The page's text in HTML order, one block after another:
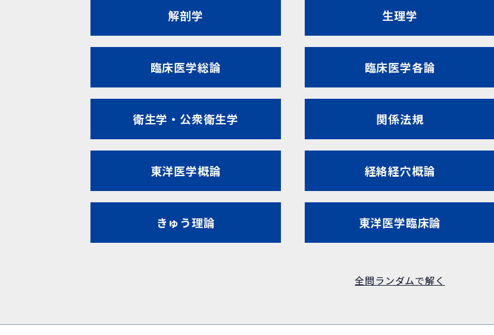
解剖学 生理学
臨床医学総論 臨床医学各論
衛生学・公衆衛生学 関係法規
東洋医学概論 経絡経穴概論
きゅう理論 東洋医学臨床論
全問ランダムで解く